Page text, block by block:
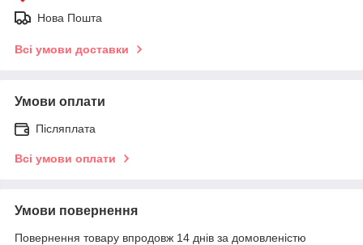
Нова Пошта
Всі умови доставки
Умови оплати
Післяплата
Всі умови оплати
Умови повернення
Повернення товару впродовж 14 днів за домовленістю